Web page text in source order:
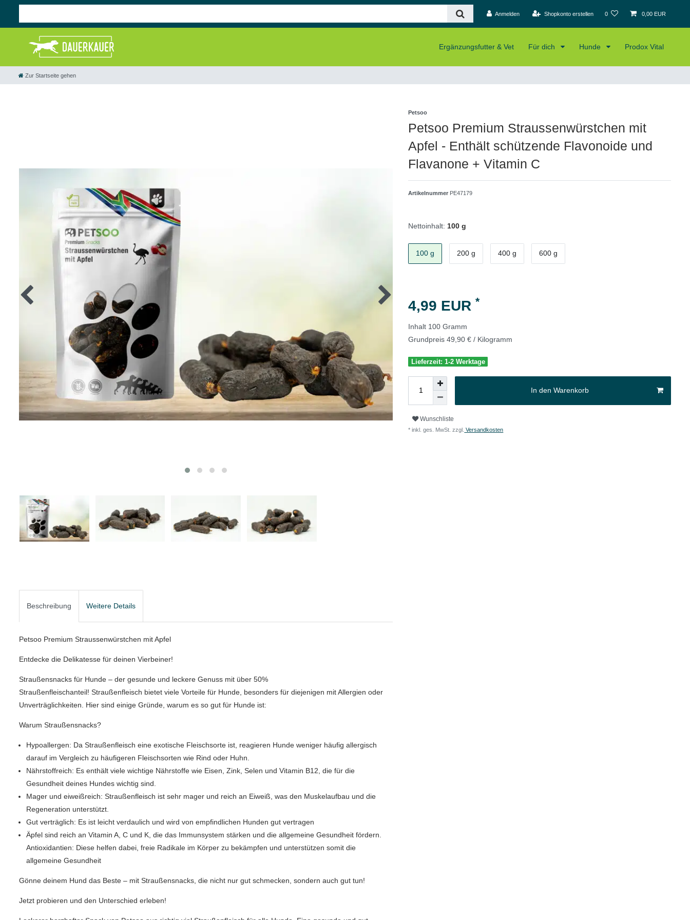
Anmelden Shopkonto erstellen 0 0,00 EUR
Ergänzungsfutter & Vet Für dich Hunde Prodox Vital
Zur Startseite gehen
Petsoo
Petsoo Premium Straussenwürstchen mit
Apfel - Enthält schützende Flavonoide und
Flavanone + Vitamin C
Artikelnummer PE47179
Nettoinhalt: 100 g
100 g 200 g 400 g 600 g
4,99 EUR*
Inhalt 100Gramm
Grundpreis49,90 € / Kilogramm
Lieferzeit: 1-2 Werktage
In den Warenkorb
Wunschliste
* inkl. ges. MwSt. zzgl. Versandkosten
Beschreibung Weitere Details
Petsoo Premium Straussenwürstchen mit Apfel
Entdecke die Delikatesse für deinen Vierbeiner!
Straußensnacks für Hunde – der gesunde und leckere Genuss mit über 50%
Straußenfleischanteil! Straußenfleisch bietet viele Vorteile für Hunde, besonders für diejenigen mit Allergien oder
Unverträglichkeiten. Hier sind einige Gründe, warum es so gut für Hunde ist:
Warum Straußensnacks?
Hypoallergen: Da Straußenfleisch eine exotische Fleischsorte ist, reagieren Hunde weniger häufig allergisch
darauf im Vergleich zu häufigeren Fleischsorten wie Rind oder Huhn.
Nährstoffreich: Es enthält viele wichtige Nährstoffe wie Eisen, Zink, Selen und Vitamin B12, die für die
Gesundheit deines Hundes wichtig sind.
Mager und eiweißreich: Straußenfleisch ist sehr mager und reich an Eiweiß, was den Muskelaufbau und die
Regeneration unterstützt.
Gut verträglich: Es ist leicht verdaulich und wird von empfindlichen Hunden gut vertragen
Äpfel sind reich an Vitamin A, C und K, die das Immunsystem stärken und die allgemeine Gesundheit fördern.
Antioxidantien: Diese helfen dabei, freie Radikale im Körper zu bekämpfen und unterstützen somit die
allgemeine Gesundheit
Gönne deinem Hund das Beste – mit Straußensnacks, die nicht nur gut schmecken, sondern auch gut tun!
Jetzt probieren und den Unterschied erleben!